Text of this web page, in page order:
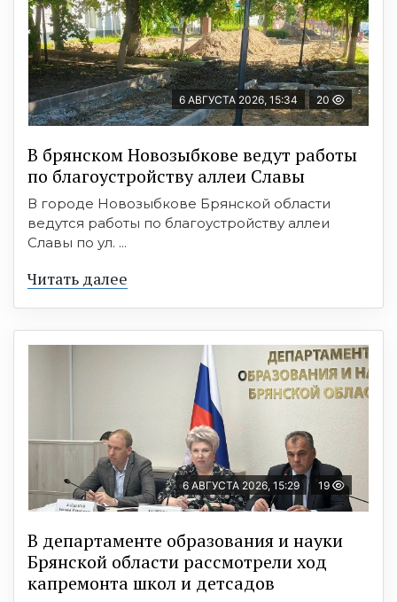
6 АВГУСТА 2026, 15:34 20
В брянском Новозыбкове ведут работы
по благоустройству аллеи Славы
В городе Новозыбкове Брянской области
ведутся работы по благоустройству аллеи
Славы по ул. ...
Читать далее
6 АВГУСТА 2026, 15:29 19
В департаменте образования и науки
Брянской области рассмотрели ход
капремонта школ и детсадов